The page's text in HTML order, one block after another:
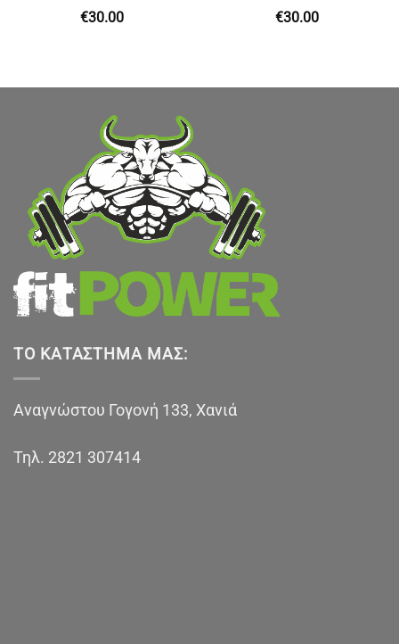
€30.00 €30.00
ΤΟ ΚΑΤΆΣΤΗΜΑ ΜΑΣ:
Αναγνώστου Γογονή 133, Χανιά
Τηλ. 2821 307414